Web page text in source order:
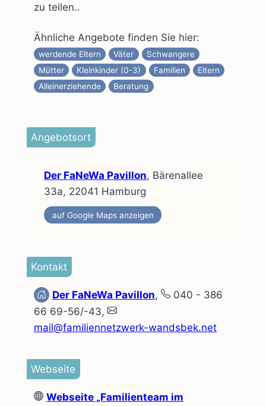
zu teilen..
Ähnliche Angebote finden Sie hier:
werdende Eltern Väter
Schwangere
Mütter
Kleinkinder (0-3) Familien
Eltern
Alleinerziehende
Beratung
Angebotsort
Der FaNeWa Pavillon, Bärenallee
33a, 22041 Hamburg
auf Google Maps anzeigen
Kontakt
Der FaNeWa Pavillon,
040 - 386
66 69-56/-43,
mail@familiennetzwerk-wandsbek.net
Webseite
Webseite „Familienteam im